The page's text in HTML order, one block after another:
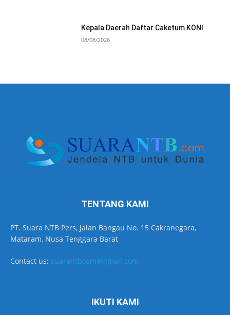
Kepala Daerah Daftar Caketum KONI
08/08/2026
TENTANG KAMI
PT. Suara NTB Pers, Jalan Bangau No. 15 Cakranegara,
Mataram, Nusa Tenggara Barat
Contact us: suarantbcom@gmail.com
IKUTI KAMI